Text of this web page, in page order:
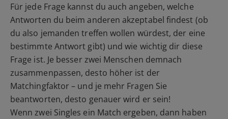
Für jede Frage kannst du auch angeben, welche
Antworten du beim anderen akzeptabel findest (ob
du also jemanden treffen wollen würdest, der eine
bestimmte Antwort gibt) und wie wichtig dir diese
Frage ist. Je besser zwei Menschen demnach
zusammenpassen, desto höher ist der
Matchingfaktor – und je mehr Fragen Sie
beantworten, desto genauer wird er sein!
Wenn zwei Singles ein Match ergeben, dann haben